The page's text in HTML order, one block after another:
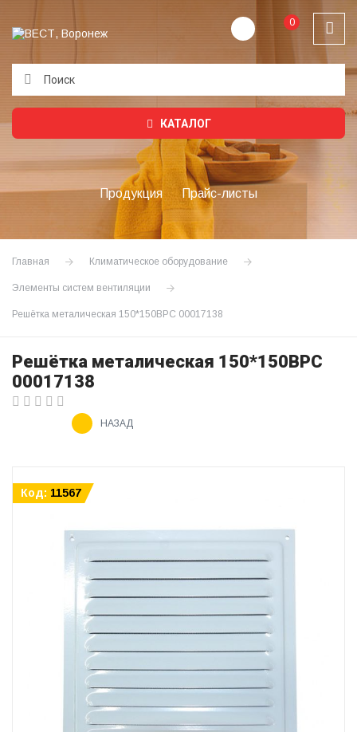
0
КАТАЛОГ
Продукция Прайс-листы
Главная Климатическое оборудование
Элементы систем вентиляции
Решётка металическая 150*150ВРС 00017138
Решётка металическая 150*150ВРС
00017138
НАЗАД
Код: 11567